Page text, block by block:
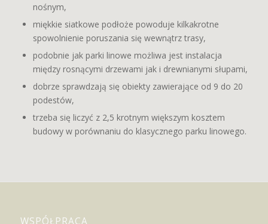
nośnym,
miękkie siatkowe podłoże powoduje kilkakrotne
spowolnienie poruszania się wewnątrz trasy,
podobnie jak parki linowe możliwa jest instalacja
między rosnącymi drzewami jak i drewnianymi słupami,
dobrze sprawdzają się obiekty zawierające od 9 do 20
podestów,
trzeba się liczyć z 2,5 krotnym większym kosztem
budowy w porównaniu do klasycznego parku linowego.
WSPÓŁPRACA